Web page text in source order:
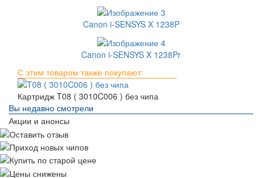
Canon i-SENSYS X 1238P
Canon i-SENSYS X 1238Pr
С этим товаром также покупают:
Картридж T08 ( 3010C006 ) без чипа
Вы недавно смотрели
Акции и анонсы